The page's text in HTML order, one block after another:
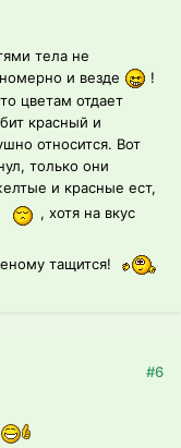
тела не
и везде
!
цветам отдает
красный и
относится. Вот
только они
и красные ест,
, хотя на вкус
тащится!
#6